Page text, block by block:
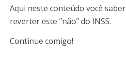
Aqui neste conteúdo você
reverter este “não” do INSS.
Continue comigo!